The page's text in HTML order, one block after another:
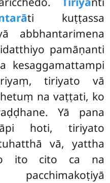
ti kuṭṭassa
abbhantarimena
pamāṇanti
kesaggamattampi
tiriyato vā
na vaṭṭati, ko
Yā pana
hoti, tiriyato
vā, yattha
ito cito ca na